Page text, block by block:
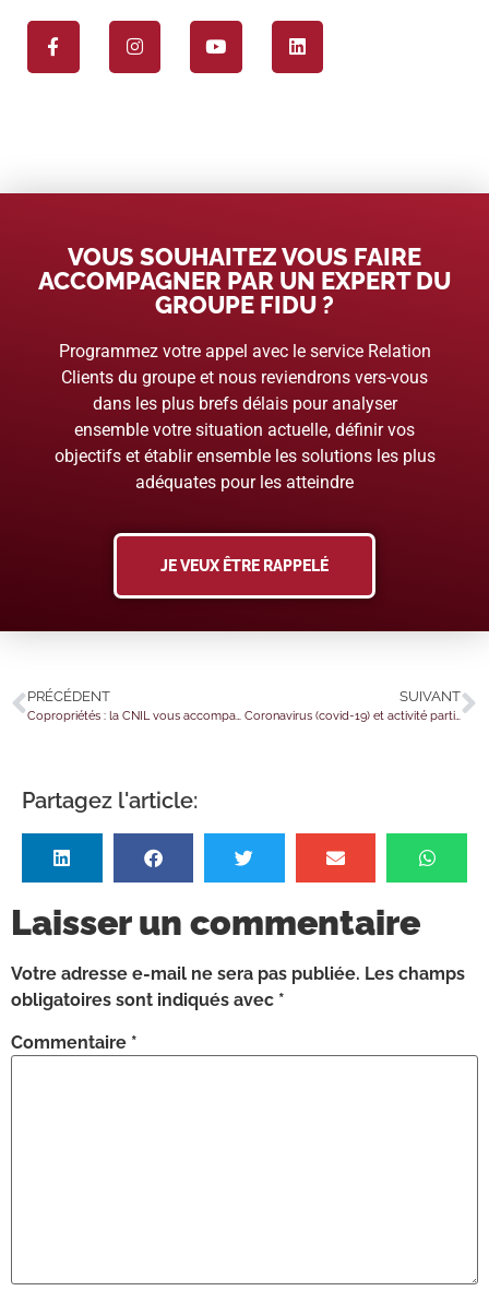
VOUS SOUHAITEZ VOUS FAIRE
ACCOMPAGNER PAR UN EXPERT DU
GROUPE FIDU ?
Programmez votre appel avec le service Relation
Clients du groupe et nous reviendrons vers-vous
dans les plus brefs délais pour analyser
ensemble votre situation actuelle, définir vos
objectifs et établir ensemble les solutions les plus
adéquates pour les atteindre
JE VEUX ÊTRE RAPPELÉ
PRÉCÉDENT
Copropriétés : la CNIL vous accompagne
SUIVANT
Coronavirus (covid-19) et activité partielle : des précisions pratiques pour les personnes vulnérables
Partagez l'article:
Laisser un commentaire
Votre adresse e-mail ne sera pas publiée. Les champs
obligatoires sont indiqués avec *
Commentaire *